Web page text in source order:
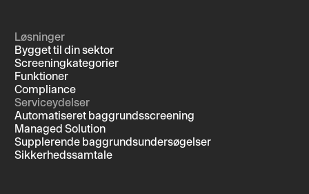
Løsninger
Bygget til din sektor
Screeningkategorier
Funktioner
Compliance
Serviceydelser
Automatiseret baggrundsscreening
Managed Solution
Supplerende baggrundsundersøgelser
Sikkerhedssamtale